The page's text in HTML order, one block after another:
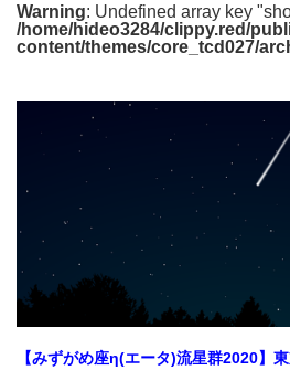
Warning: Undefined array key
/home/hideo3284/clippy.red/
content/themes/core_tcd027/
【みずがめ座η(エータ)流星群2020】